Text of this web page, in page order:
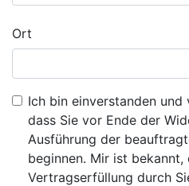
Ort
Ich bin einverstanden und
dass Sie vor Ende der
Ausführung der
beginnen. Mir ist
Vertragserfüllung durch